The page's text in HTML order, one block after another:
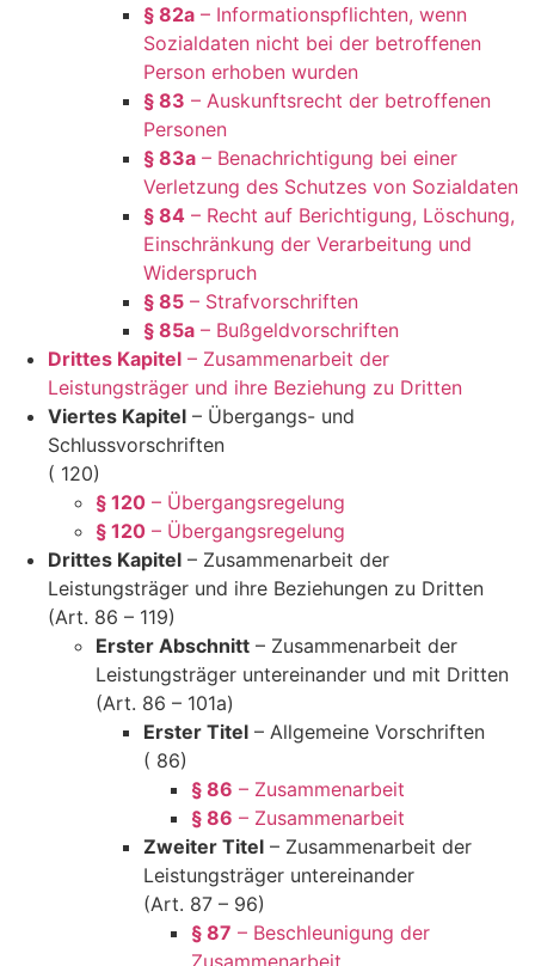
§ 82a – Informationspflichten, wenn
Sozialdaten nicht bei der betroffenen
Person erhoben wurden
§ 83 – Auskunftsrecht der betroffenen
Personen
§ 83a – Benachrichtigung bei einer
Verletzung des Schutzes von Sozialdaten
§ 84 – Recht auf Berichtigung, Löschung,
Einschränkung der Verarbeitung und
Widerspruch
§ 85 – Strafvorschriften
§ 85a – Bußgeldvorschriften
Drittes Kapitel – Zusammenarbeit der
Leistungsträger und ihre Beziehung zu Dritten
Viertes Kapitel – Übergangs- und
Schlussvorschriften
( 120)
§ 120 – Übergangsregelung
§ 120 – Übergangsregelung
Drittes Kapitel – Zusammenarbeit der
Leistungsträger und ihre Beziehungen zu Dritten
(Art. 86 – 119)
Erster Abschnitt – Zusammenarbeit der
Leistungsträger untereinander und mit Dritten
(Art. 86 – 101a)
Erster Titel – Allgemeine Vorschriften
( 86)
§ 86 – Zusammenarbeit
§ 86 – Zusammenarbeit
Zweiter Titel – Zusammenarbeit der
Leistungsträger untereinander
(Art. 87 – 96)
§ 87 – Beschleunigung der